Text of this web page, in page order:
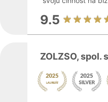
9.5
ZOLZSO, spol.